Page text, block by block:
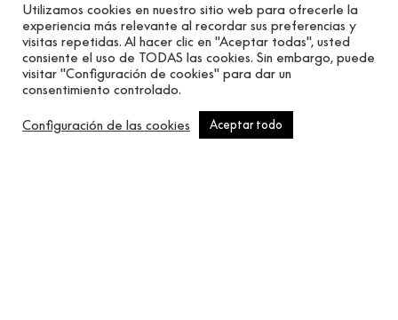
Dieciocho motivos que imitan los tejidos naturales y
la rafia pintada en acabado mate. Colores sobrios y
texturas orgánicas que le conectan con materiales
nobles. Recubrimientos técnicos con tratamiento
antibacteriano.
Utilizamos cookies en nuestro sitio web para ofrecerle la
experiencia más relevante al recordar sus preferencias y
visitas repetidas. Al hacer clic en "Aceptar todas", usted
consiente el uso de TODAS las cookies. Sin embargo, puede
visitar "Configuración de cookies" para dar un
consentimiento controlado.
Configuración de las cookies Aceptar todo